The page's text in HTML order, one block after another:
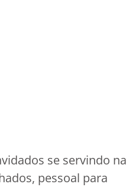
se servindo na
pessoal para